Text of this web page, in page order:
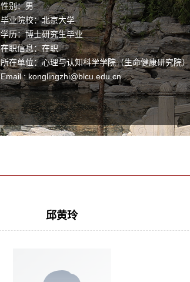
性别：男
毕业院校：北京大学
学历：博士研究生毕业
在职信息：在职
所在单位：心理与认知科学学院（生命健康研究院）
Email : konglingzhi@blcu.edu.cn
邱黄玲